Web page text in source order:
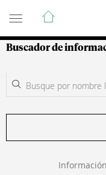
Guía de
Buscador de